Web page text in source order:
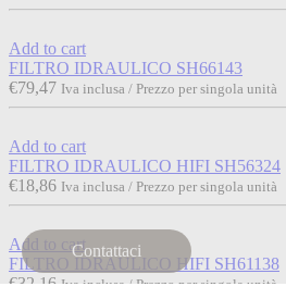
Add to cart
FILTRO IDRAULICO SH66143
€79,47 Iva inclusa / Prezzo per singola unità
Add to cart
FILTRO IDRAULICO HIFI SH56324
€18,86 Iva inclusa / Prezzo per singola unità
Add to cart
FILTRO IDRAULICO HIFI SH61138
€32,16 Iva inclusa / Prezzo per singola unità
Contattaci